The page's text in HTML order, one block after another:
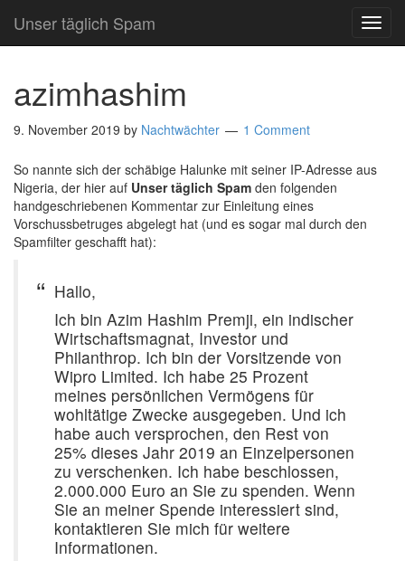
Unser täglich Spam
azimhashim
9. November 2019 by Nachtwächter 1 Comment
So nannte sich der schäbige Halunke mit seiner IP-Adresse aus
Nigeria, der hier auf Unser täglich Spam den folgenden
handgeschriebenen Kommentar zur Einleitung eines
Vorschussbetruges abgelegt hat (und es sogar mal durch den
Spamfilter geschafft hat):
Hallo,
Ich bin Azim Hashim Premji, ein indischer
Wirtschaftsmagnat, Investor und
Philanthrop. Ich bin der Vorsitzende von
Wipro Limited. Ich habe 25 Prozent
meines persönlichen Vermögens für
wohltätige Zwecke ausgegeben. Und ich
habe auch versprochen, den Rest von
25% dieses Jahr 2019 an Einzelpersonen
zu verschenken. Ich habe beschlossen,
2.000.000 Euro an Sie zu spenden. Wenn
Sie an meiner Spende interessiert sind,
kontaktieren Sie mich für weitere
Informationen.